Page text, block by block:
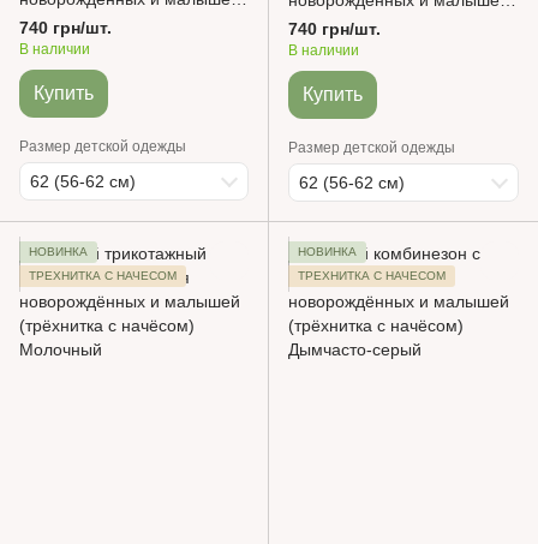
(трёхнитка с начёсом)
Розовый
740 грн/шт.
В наличии
Купить
Размер детской одежды
62 (56-62 см)
(трёхнитка с начёсом)
Зверята на кофейном
740 грн/шт.
В наличии
Купить
Размер детской одежды
62 (56-62 см)
НОВИНКА
ТРЕХНИТКА С НАЧЕСОМ
НОВИНКА
ТРЕХНИТКА С НАЧЕСОМ